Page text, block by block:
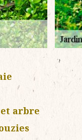
arbre